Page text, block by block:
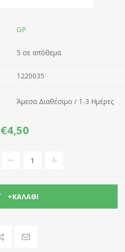
GP
5 σε απόθεμα
1220035
Άμεσα Διαθέσιμο / 1-3 Ημέρες
€4,50
+ΚΑΛΆΘΙ